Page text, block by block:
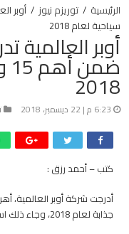
الرئيسية / توريزم نيوز /
سياحية لعام 2018
أوبر العالمية
2018
6:23 م | 22 ديسمبر، 2018
كتب – أحمد رزق :
جذابة لعام 2018، وجاء ذلك استناداً إلى بيانات تطبيق النقل الخاصة.